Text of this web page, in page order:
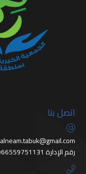
اتصل بنا
alneam.tabuk@gmail.com
رقم الإدارة 00966559751131